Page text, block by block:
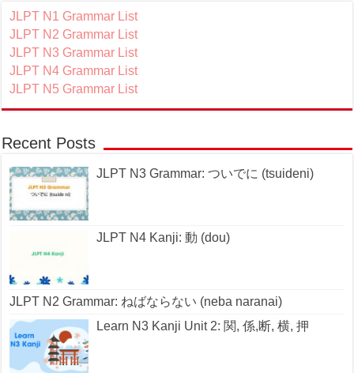
JLPT N1 Grammar List
JLPT N2 Grammar List
JLPT N3 Grammar List
JLPT N4 Grammar List
JLPT N5 Grammar List
Recent Posts
JLPT N3 Grammar: ついでに (tsuideni)
JLPT N4 Kanji: 動 (dou)
JLPT N2 Grammar: ねばならない (neba naranai)
Learn N3 Kanji Unit 2: 関, 係,断, 横, 押